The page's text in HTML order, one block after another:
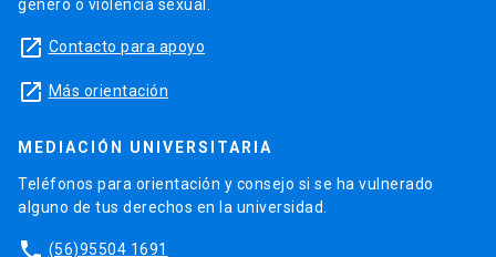
género o violencia sexual.
launch Contacto para apoyo
launch Más orientación
MEDIACIÓN UNIVERSITARIA
Teléfonos para orientación y consejo si se ha vulnerado
alguno de tus derechos en la universidad.
phone (56)95504 1691